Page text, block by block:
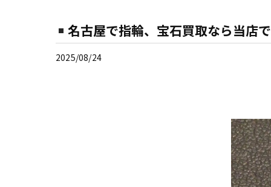
名古屋で指輪、宝石買取なら当店
2025/08/24